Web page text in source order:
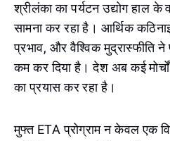
श्रीलंका का पर्यटन उद्योग हाल के
सामना कर रहा है। आर्थिक
प्रभाव, और वैश्विक मुद्रास्फीति ने
कम कर दिया है। देश अब कई
का प्रयास कर रहा है।
मुफ्त ETA प्रोग्राम न केवल एक